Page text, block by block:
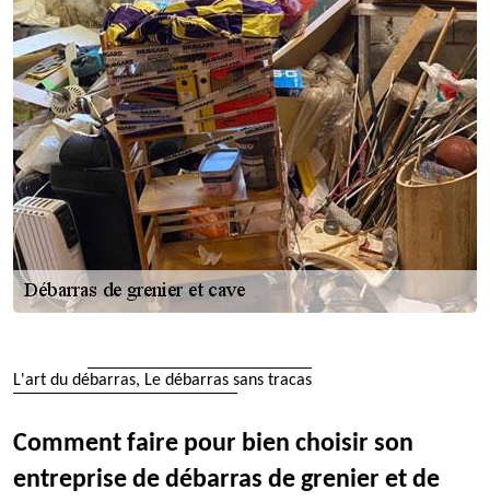
L'art du débarras, Le débarras sans tracas
Comment faire pour bien choisir son
entreprise de débarras de grenier et de